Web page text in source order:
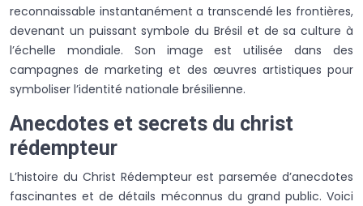
reconnaissable instantanément a transcendé les frontières,
devenant un puissant symbole du Brésil et de sa culture à
l’échelle mondiale. Son image est utilisée dans des
campagnes de marketing et des œuvres artistiques pour
symboliser l’identité nationale brésilienne.
Anecdotes et secrets du christ
rédempteur
L’histoire du Christ Rédempteur est parsemée d’anecdotes
fascinantes et de détails méconnus du grand public. Voici